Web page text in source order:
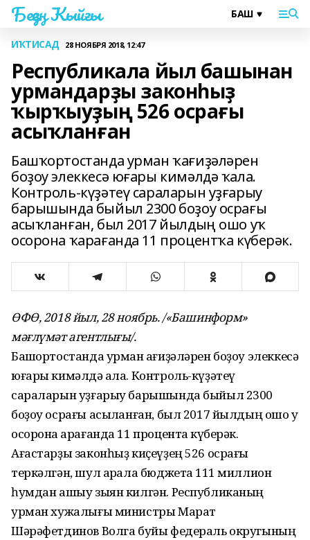
Беҙҙең Ҡыйғы
ИҠТИСАД 28 НОЯБРЯ 2018, 12:47
Республикала йыл башынан
урмандарҙы законһыҙ
ҡырҡыуҙың 526 осрағы
асыҡланған
Башҡортостанда урман ҡағиҙәләрен
боҙоу элеккесә юғары кимәлдә ҡала.
Контроль-күҙәтеү сараларын уҙғарыу
барышында быйыл 2300 боҙоу осрағы
асыҡланған, был 2017 йылдың ошо уҡ
осорона ҡарағанда 11 процентҡа күберәк.
ӨФӨ, 2018 йыл, 28 ноябрь. /«Башинформ»
мәғлүмәт агентлығы/.
Башҡортостанда урман ҡағиҙәләрен боҙоу элеккесә
юғары кимәлдә ҡала. Контроль-күҙәтеү
сараларын уҙғарыу барышында быйыл 2300
боҙоу осрағы асыҡланған, был 2017 йылдың ошо уҡ
осорона ҡарағанда 11 процентҡа күберәк.
Ағастарҙы законһыҙ киҫеүҙең 526 осрағы
теркәлгән, шул арҡала бюджетҡа 111 миллион
һумдан ашыу зыян килгән. Республиканың
урман хужалығы министры Марат
Шәрәфетдинов Волга буйы федераль округының